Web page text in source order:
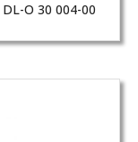
O 30 004-00